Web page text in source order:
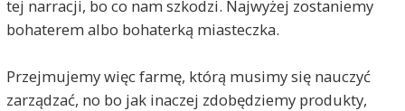
tej narracji, bo co nam szkodzi. Najwyżej zostaniemy
bohaterem albo bohaterką miasteczka.
Przejmujemy więc farmę, którą musimy się nauczyć
zarządzać, no bo jak inaczej zdobędziemy produkty,